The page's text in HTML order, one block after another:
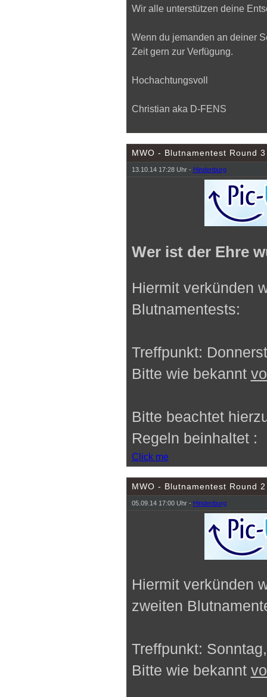
Wir alle unterstützen deine
Wenn du jemanden an deiner
Zeit gern zur Verfügung.
Hochachtungsvoll
Christian aka D-FENS
MWO - Blutnamentest Round 3
13.10.14 17:28 Uhr - Hindenburg
Wer ist der Ehre
Hiermit verkünden
Blutnamentests:
Treffpunkt:
Bitte wie bekannt
Bitte beachtet
Regeln beinhaltet :
Click me
MWO - Blutnamentest Round 2
05.09.14 17:00 Uhr - Hindenburg
Hiermit verkünden
zweiten
Treffpunkt:
Bitte wie bekannt